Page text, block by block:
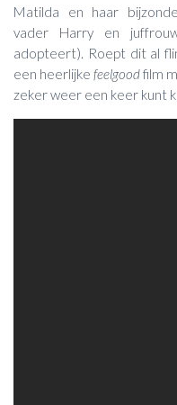
Matilda en haar
vader Harry en
adopteert). Roept dit al
een heerlijkefeelgoodfilm
zeker weer een keer kunt